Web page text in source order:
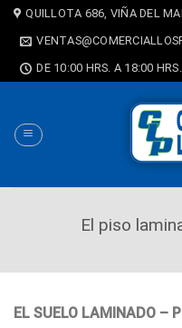
SaltarQUILLOTA 686, VIÑA DEL
DE 10:00 HRS. A 18:00 HRS.
El piso
EL SUELO LAMINADO –